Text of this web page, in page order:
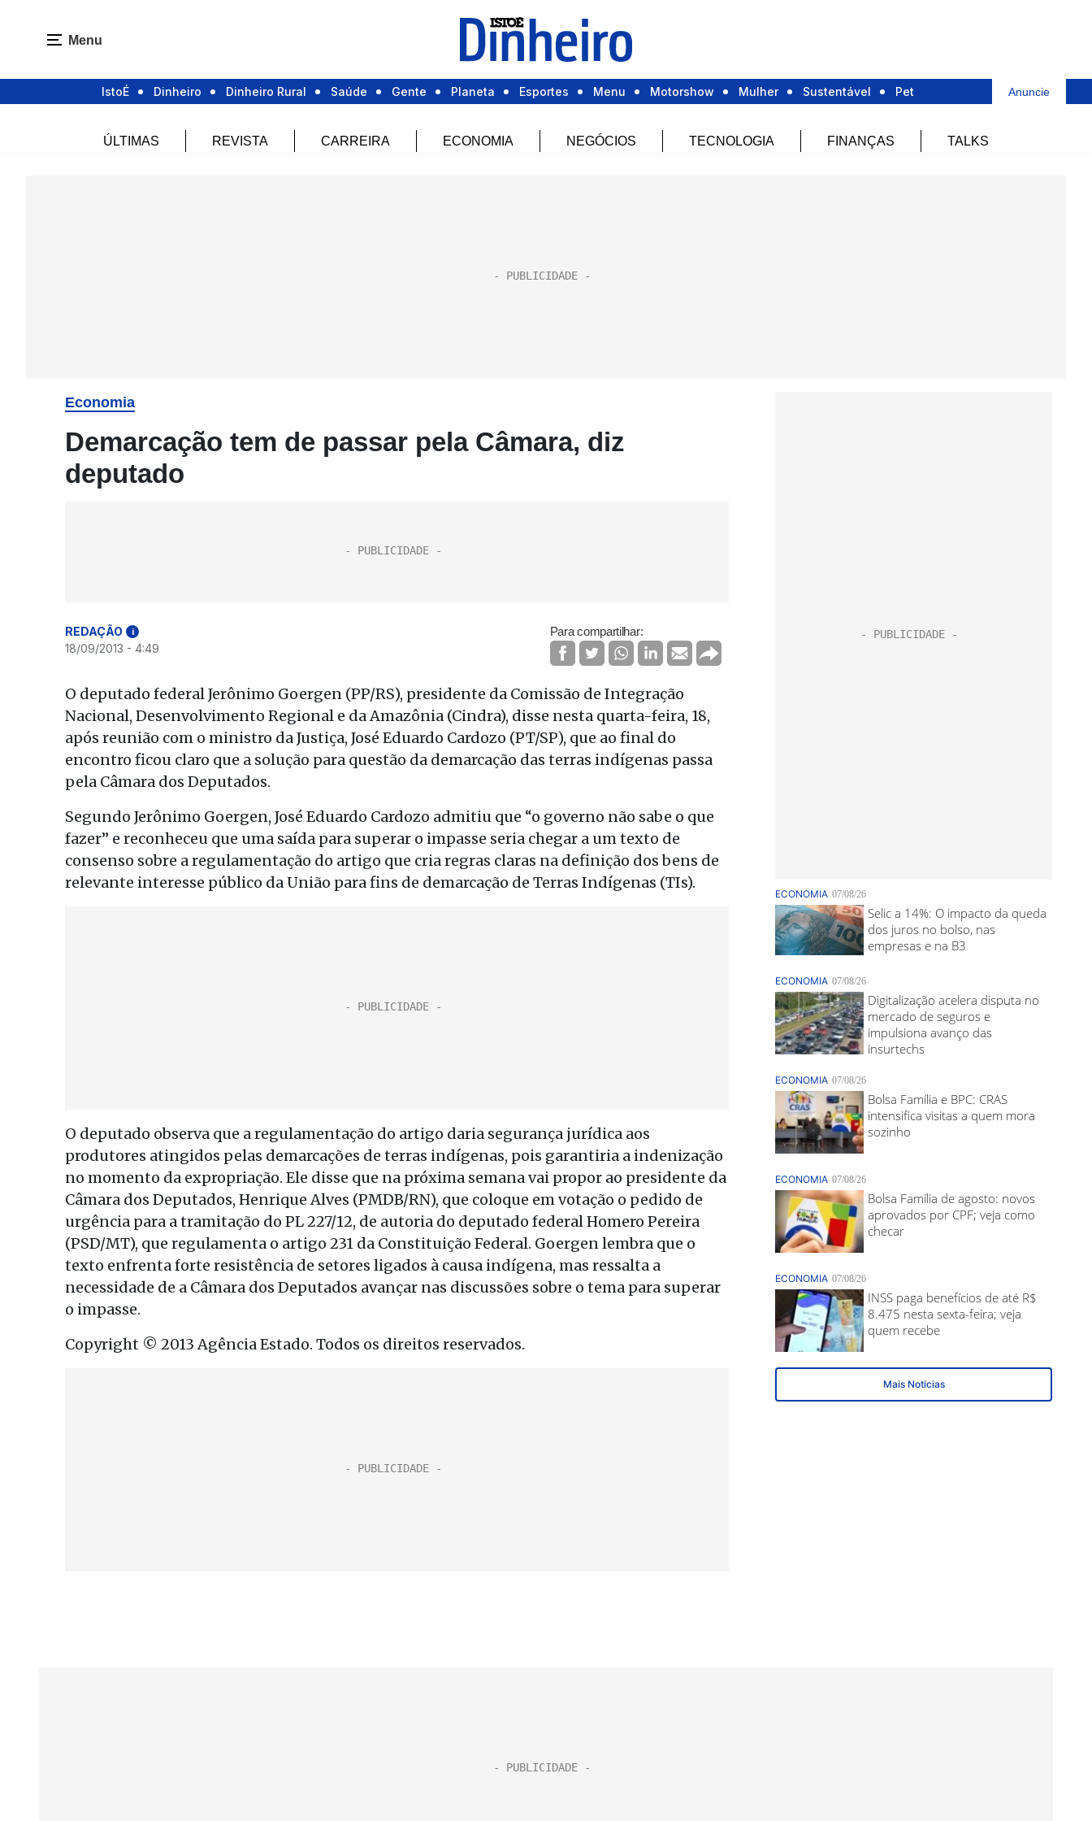
Menu
IstoÉ Dinheiro Dinheiro Rural Saúde Gente Planeta Esportes Menu Motorshow Mulher Sustentável Pet Anuncie
ÚLTIMAS REVISTA CARREIRA ECONOMIA NEGÓCIOS TECNOLOGIA FINANÇAS TALKS
Economia
Demarcação tem de passar pela Câmara, diz
deputado
REDAÇÃO i
18/09/2013 - 4:49
Para compartilhar:
O deputado federal Jerônimo Goergen (PP/RS), presidente da Comissão de Integração
Nacional, Desenvolvimento Regional e da Amazônia (Cindra), disse nesta quarta-feira, 18,
após reunião com o ministro da Justiça, José Eduardo Cardozo (PT/SP), que ao final do
encontro ficou claro que a solução para questão da demarcação das terras indígenas passa
pela Câmara dos Deputados.
Segundo Jerônimo Goergen, José Eduardo Cardozo admitiu que “o governo não sabe o que
fazer” e reconheceu que uma saída para superar o impasse seria chegar a um texto de
consenso sobre a regulamentação do artigo que cria regras claras na definição dos bens de
relevante interesse público da União para fins de demarcação de Terras Indígenas (TIs).
O deputado observa que a regulamentação do artigo daria segurança jurídica aos
produtores atingidos pelas demarcações de terras indígenas, pois garantiria a indenização
no momento da expropriação. Ele disse que na próxima semana vai propor ao presidente da
Câmara dos Deputados, Henrique Alves (PMDB/RN), que coloque em votação o pedido de
urgência para a tramitação do PL 227/12, de autoria do deputado federal Homero Pereira
(PSD/MT), que regulamenta o artigo 231 da Constituição Federal. Goergen lembra que o
texto enfrenta forte resistência de setores ligados à causa indígena, mas ressalta a
necessidade de a Câmara dos Deputados avançar nas discussões sobre o tema para superar
o impasse.
Copyright © 2013 Agência Estado. Todos os direitos reservados.